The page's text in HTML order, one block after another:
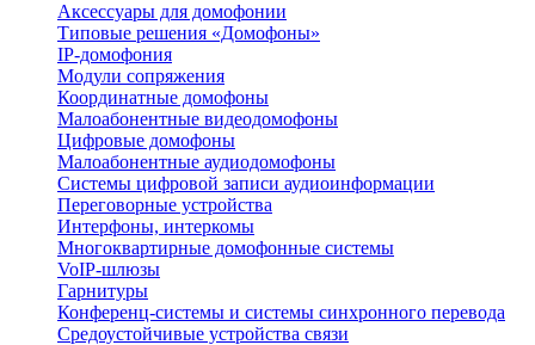
Аксессуары для домофонии
Типовые решения «Домофоны»
IP-домофония
Модули сопряжения
Координатные домофоны
Малоабонентные видеодомофоны
Цифровые домофоны
Малоабонентные аудиодомофоны
Системы цифровой записи аудиоинформации
Переговорные устройства
Интерфоны, интеркомы
Многоквартирные домофонные системы
VoIP-шлюзы
Гарнитуры
Конференц-системы и системы синхронного перевода
Средоустойчивые устройства связи